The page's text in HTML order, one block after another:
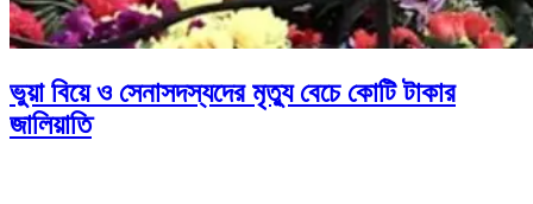
ভুয়া বিয়ে ও সেনাসদস্যদের মৃত্যু বেচে কোটি টাকার
জালিয়াতি